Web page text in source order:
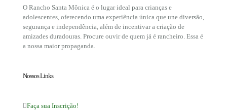
O Rancho Santa Mônica é o lugar ideal para crianças e
adolescentes, oferecendo uma experiência única que une diversão,
segurança e independência, além de incentivar a criação de
amizades duradouras. Procure ouvir de quem já é rancheiro. Essa é
a nossa maior propaganda.
Nossos Links
Faça sua Inscrição!